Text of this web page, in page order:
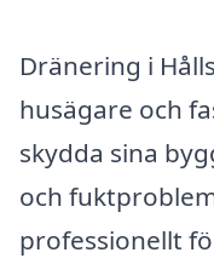
Dränering i
husägare och
skydda sina
och
professionellt